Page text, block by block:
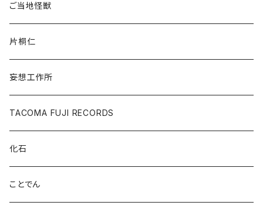
ご当地怪獣
片桐仁
妄想工作所
TACOMA FUJI RECORDS
化石
ことでん